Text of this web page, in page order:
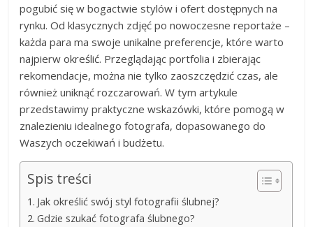
pogubić się w bogactwie stylów i ofert dostępnych na
rynku. Od klasycznych zdjęć po nowoczesne reportaże –
każda para ma swoje unikalne preferencje, które warto
najpierw określić. Przeglądając portfolia i zbierając
rekomendacje, można nie tylko zaoszczędzić czas, ale
również uniknąć rozczarowań. W tym artykule
przedstawimy praktyczne wskazówki, które pomogą w
znalezieniu idealnego fotografa, dopasowanego do
Waszych oczekiwań i budżetu.
Spis treści
Jak określić swój styl fotografii ślubnej?
Gdzie szukać fotografa ślubnego?